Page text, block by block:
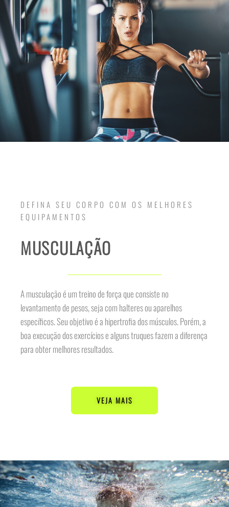
DEFINA SEU CORPO COM OS MELHORES
EQUIPAMENTOS
MUSCULAÇÃO
A musculação é um treino de força que consiste no
levantamento de pesos, seja com halteres ou aparelhos
específicos. Seu objetivo é a hipertrofia dos músculos. Porém, a
boa execução dos exercícios e alguns truques fazem a diferença
para obter melhores resultados.
VEJA MAIS